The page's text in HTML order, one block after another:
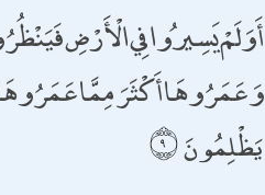
أَوَلَمْ يَسِيرُوا فِي الْأَرْضِ
وَعَمَرُوهَا أَكْثَرَ مِمَّا عَمَرُوهَا
يَظْلِمُونَ